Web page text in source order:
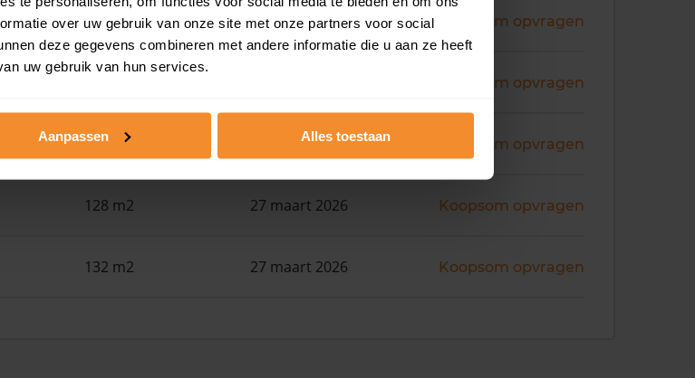
over uw gebruik van onze site met onze partners voor social
deze gegevens combineren met andere informatie die u aan ze heeft
uw gebruik van hun services.
Aanpassen Alles toestaan
305 m2 22 juni 2026 Koopsom opvragen
Koopsom opvragen
132 m2 29 mei 2026 Koopsom opvragen
128 m2 27 maart 2026 Koopsom opvragen
132 m2 27 maart 2026 Koopsom opvragen